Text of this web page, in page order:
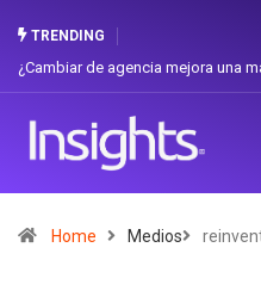
TRENDING
¿Cambiar de agencia mejora una
Home Medios